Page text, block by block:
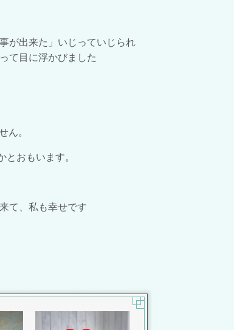
が出来た」いじっていじられ
て目に浮かびました
ん。
おもいます。
て、私も幸せです